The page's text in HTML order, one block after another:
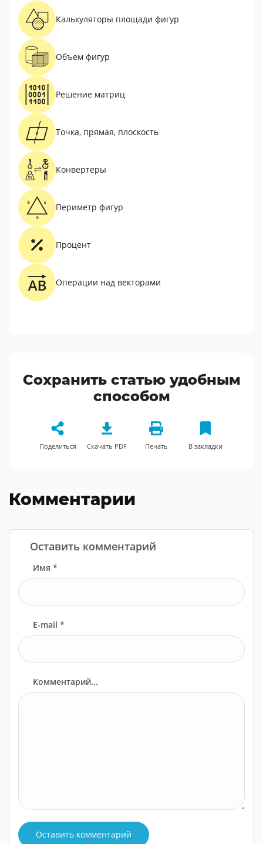
Калькуляторы площади фигур
Объем фигур
Решение матриц
Точка, прямая, плоскость
Конвертеры
Периметр фигур
Процент
Операции над векторами
Сохранить статью удобным
способом
Поделиться Скачать PDF Печать В закладки
Комментарии
Оставить комментарий
Имя *
E-mail *
Комментарий...
Оставить комментарий